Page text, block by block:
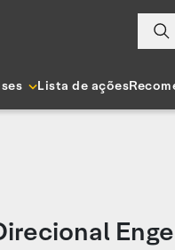
Lista de ações